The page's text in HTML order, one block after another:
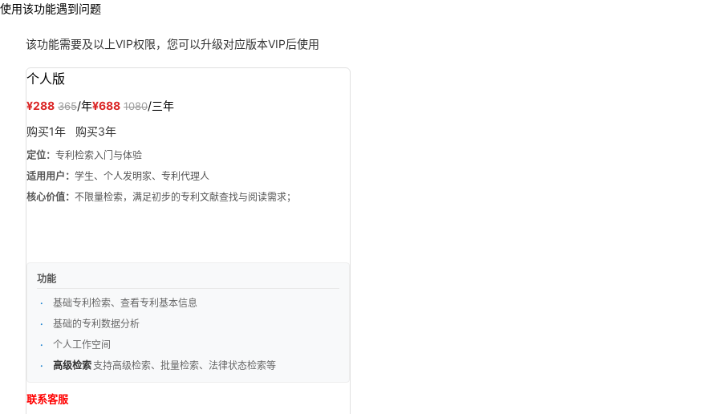
使用该功能遇到问题
该功能需要及以上VIP权限，您可以升级对应版本VIP后使用
个人版
¥288 365/年¥688 1080/三年
购买1年
购买3年
定位： 专利检索入门与体验
适用用户： 学生、个人发明家、专利代理人
核心价值： 不限量检索，满足初步的专利文献查找与阅读需求；
功能
基础专利检索、查看专利基本信息
基础的专利数据分析
个人工作空间
高级检索 支持高级检索、批量检索、法律状态检索等
联系客服